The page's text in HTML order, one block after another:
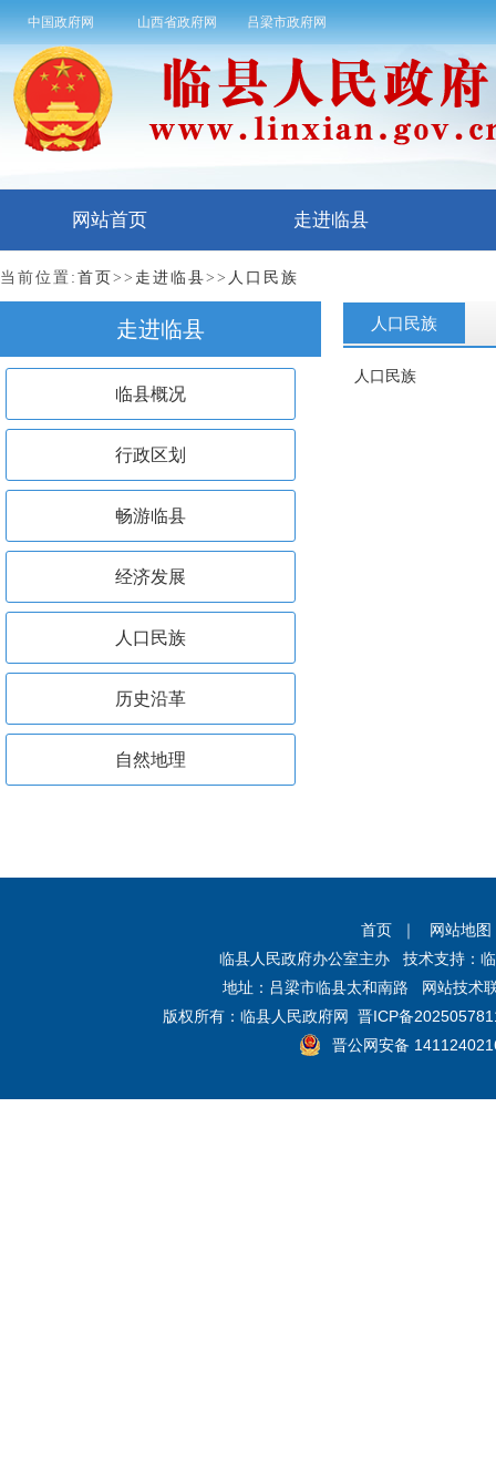
中国政府网 山西省政府网 吕梁市政府网
网站首页 走进临县
当前位置: 首页 >> 走进临县>> 人口民族
走进临县
临县概况
行政区划
畅游临县
经济发展
人口民族
历史沿革
自然地理
人口民族
人口民族
首页 ｜ 网站地图
临县人民政府办公室主办 技术支持：
地址：吕梁市临县太和南路 网站技术
版权所有：临县人民政府网 晋ICP备
晋公网安备